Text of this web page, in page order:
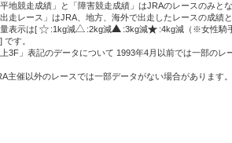
地競走成績」と「障害競走成績」はJRAのレースのみとな
走レース」はJRA、地方、海外で出走したレースの成績と
表示は[
:1kg減 :2kg減 :3kg減 :4kg減（※女性騎
です。
3F」表記のデータについて 1993年4月以前では一部の
主催以外のレースでは一部データがない場合があります。